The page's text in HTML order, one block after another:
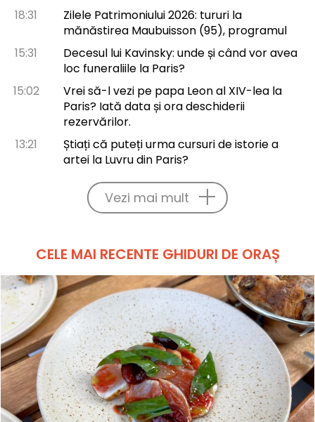
18:31
Zilele Patrimoniului 2026: tururi la
mănăstirea Maubuisson (95), programul
15:31
Decesul lui Kavinsky: unde și când vor avea
loc funeraliile la Paris?
15:02
Vrei să-l vezi pe papa Leon al XIV-lea la
Paris? Iată data și ora deschiderii
rezervărilor.
13:21
Știați că puteți urma cursuri de istorie a
artei la Luvru din Paris?
Vezi mai mult
CELE MAI RECENTE GHIDURI DE ORAȘ